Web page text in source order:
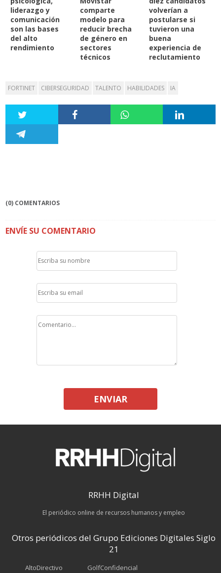
liderazgo y
comunicación
son las bases
del alto
rendimiento
comparte
modelo para
reducir brecha
de género en
sectores
técnicos
volverían a
postularse si
tuvieron una
buena
experiencia de
reclutamiento
FORTINET CIBERSEGURIDAD TALENTO HABILIDADES IA
(0) COMENTARIOS
ENVÍE SU COMENTARIO
ENVIAR
RRHH Digital
El periódico online de recursos humanos y empleo
Otros periódicos del Grupo Ediciones Digitales Siglo
21
AltoDirectivo GolfConfidencial